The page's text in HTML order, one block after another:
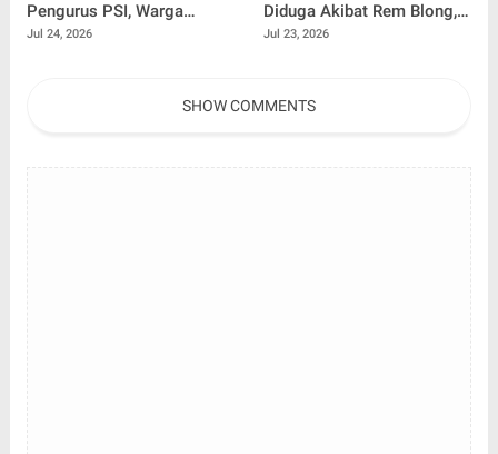
Pengurus PSI, Warga
Sungai Penuh Gugat ke
Jul 24, 2026
Diduga Akibat Rem Blong,
Toyota Rush Ringsek di
Jul 23, 2026
SHOW COMMENTS